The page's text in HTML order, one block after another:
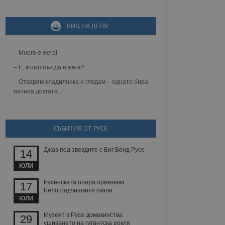
ВИЦ НА ДЕНЯ
– Много е жега!
– Е, колко пък да е жега?
– Отварям хладилника и гледам – едната бира
изпила другата...
СЪБИТИЯ ОТ РУСЕ
14
ЮЛИ
Джаз под звездите с Биг Бенд Русе
17
ЮЛИ
Русенската опера превзема
Белоградчишките скали
29
Музеят в Русе домакинства
ушиването на гигантска рокля
зададена от уеб
MVC
известно като
при затваряне
на съгласието на
за тяхното
сесии.
между хората
уебсайт.
на
на бисквитките,
съответствие и
и
и предоставя
използва